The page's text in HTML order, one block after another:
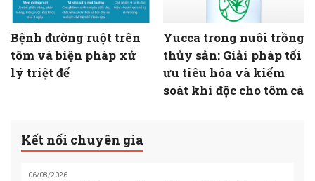
Bệnh đường ruột trên
tôm và biện pháp xử
lý triệt để
Yucca trong nuôi trồng
thủy sản: Giải pháp tối
ưu tiêu hóa và kiểm
soát khí độc cho tôm cá
Kết nối chuyên gia
06/08/2026